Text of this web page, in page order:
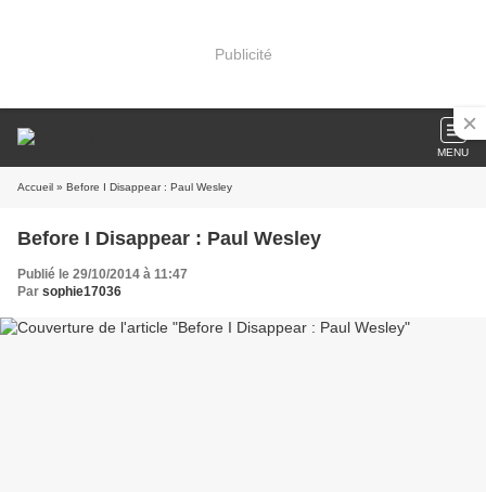
Publicité
MENU
Accueil » Before I Disappear : Paul Wesley
Before I Disappear : Paul Wesley
Publié le 29/10/2014 à 11:47
Par sophie17036